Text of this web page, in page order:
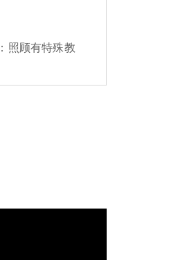
照顾有特殊教